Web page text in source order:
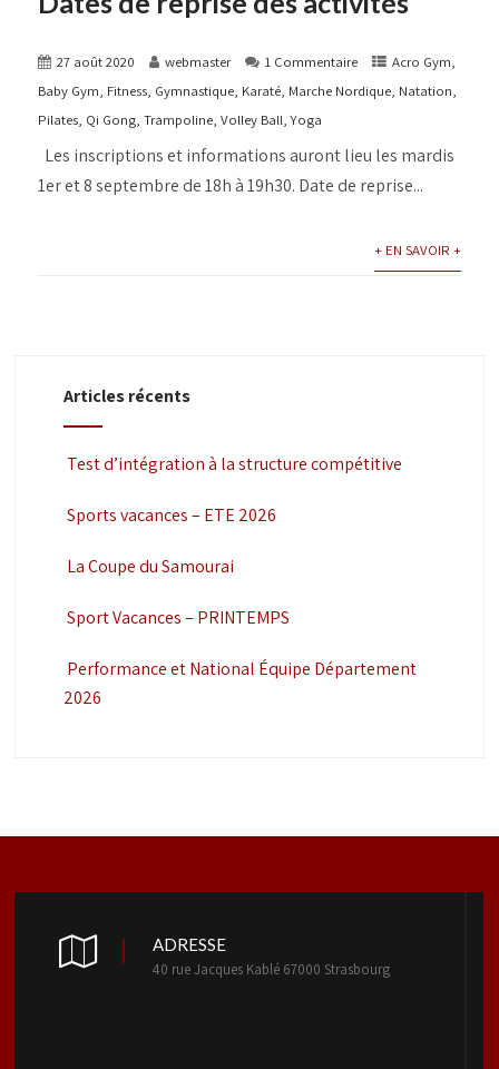
27 août 2020 webmaster 1 Commentaire Acro Gym,
Baby Gym, Fitness, Gymnastique, Karaté, Marche Nordique, Natation,
Pilates, Qi Gong,Trampoline,Volley Ball,Yoga
Les inscriptions et informations auront lieu les mardis
1er et 8 septembre de 18h à 19h30. Date de reprise...
+ EN SAVOIR +
Articles récents
Test d’intégration à la structure compétitive
Sports vacances – ETE 2026
La Coupe du Samourai
Sport Vacances – PRINTEMPS
Performance et National Équipe Département
2026
ADRESSE
40 rue Jacques Kablé 67000 Strasbourg